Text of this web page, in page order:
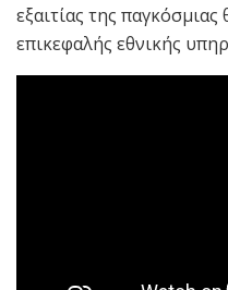
εξαιτίας της
επικεφαλής εθνικής